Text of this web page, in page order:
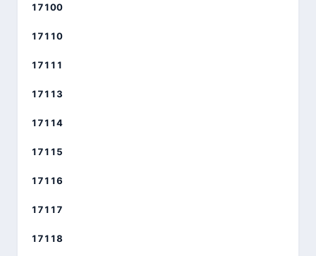
17100
17110
17111
17113
17114
17115
17116
17117
17118